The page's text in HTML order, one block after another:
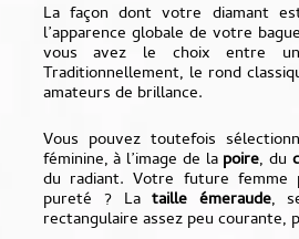
La façon dont votre diamant
l’apparence globale de votre
vous avez le choix entre
Traditionnellement, le rond
amateurs de brillance.
Vous pouvez toutefois
féminine, à l’image de la poire, du
du radiant. Votre future
pureté ? Lataille émeraude,
rectangulaire assez peu courante,